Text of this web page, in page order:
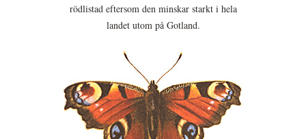
rödlistad eftersom den minskar starkt i hela
landet utom på Gotland.